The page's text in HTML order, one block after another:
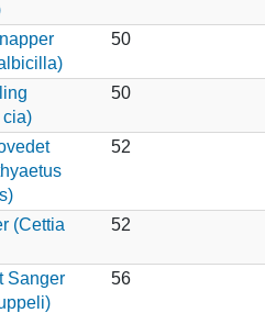
50
cia)
50
52
(Cettia
52
Sanger
56